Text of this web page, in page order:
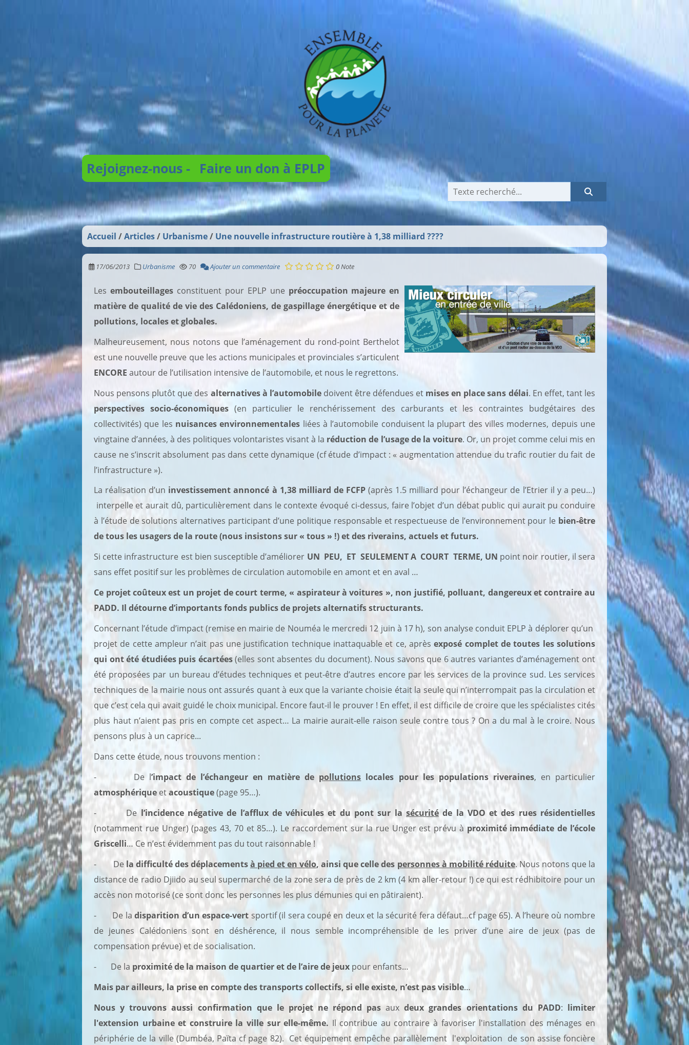
Rejoignez-nous - Faire un don à EPLP
Recherche
Accueil Articles Urbanisme Une nouvelle infrastructure routière à 1,38 milliard ????
17/06/2013 Urbanisme 70 Ajouter un commentaire 0Note
Les embouteillages constituent pour EPLP une préoccupation majeure en
matière de qualité de vie des Calédoniens, de gaspillage énergétique et de
pollutions, locales et globales.
Malheureusement, nous notons que l’aménagement du rond-point Berthelot
est une nouvelle preuve que les actions municipales et provinciales s’articulent
ENCORE autour de l’utilisation intensive de l’automobile, et nous le regrettons.
Nous pensons plutôt que des alternatives à l’automobiledoivent être défendues et mises en place sans délai. En effet, tant les
perspectives socio-économiques(en particulier le renchérissement des carburants et les contraintes budgétaires des
collectivités) que les nuisances environnementales liées à l’automobile conduisent la plupart des villes modernes, depuis une
vingtaine d’années, à des politiques volontaristes visant à la réduction de l’usage de la voiture. Or, un projet comme celui mis en
cause ne s’inscrit absolument pas dans cette dynamique (cf étude d’impact : « augmentation attendue du trafic routier du fait de
l’infrastructure »).
La réalisation d’un investissement annoncé à 1,38 milliard de FCFP(après 1.5 milliard pour l’échangeur de l’Etrier il y a peu…)
interpelle et aurait dû, particulièrement dans le contexte évoqué ci-dessus, faire l’objet d’un débat public qui aurait pu conduire
à l’étude de solutions alternatives participant d’une politique responsable et respectueuse de l’environnement pour le bien-être
de tous les usagers de la route (nous insistons sur « tous » !) et des riverains, actuels et futurs.
Si cette infrastructure est bien susceptible d’améliorer UN PEU, ET SEULEMENT A COURT TERME, UN point noir routier, il sera
sans effet positif sur les problèmes de circulation automobile en amont et en aval …
Ce projet coûteux est un projet de court terme, « aspirateur à voitures », non justifié, polluant, dangereux et contraire au
PADD. Il détourne d’importants fonds publics de projets alternatifs structurants.
Concernant l’étude d’impact (remise en mairie de Nouméa le mercredi 12 juin à 17 h), son analyse conduit EPLP à déplorer qu’un
projet de cette ampleur n’ait pas une justification technique inattaquable et ce, aprèsexposé complet de toutes les solutions
qui ont été étudiées puis écartées(elles sont absentes du document). Nous savons que 6 autres variantes d’aménagement ont
été proposées par un bureau d’études techniques et peut-être d’autres encore par les services de la province sud. Les services
techniques de la mairie nous ont assurés quant à eux que la variante choisie était la seule qui n’interrompait pas la circulation et
que c’est cela qui avait guidé le choix municipal. Encore faut-il le prouver ! En effet, il est difficile de croire que les spécialistes cités
plus haut n’aient pas pris en compte cet aspect… La mairie aurait-elle raison seule contre tous ? On a du mal à le croire. Nous
pensons plus à un caprice...
Dans cette étude, nous trouvons mention :
- De l’impact de l’échangeur en matière de pollutions locales pour les populations riveraines, en particulier
atmosphérique etacoustique(page 95…).
-
De l’incidence négative de l’afflux de véhicules et du pont sur la sécuritéde la VDO et des rues résidentielles
(notamment rue Unger) (pages 43, 70 et 85…). Le raccordement sur la rue Unger est prévu à proximité immédiate de l’école
Griscelli… Ce n’est évidemment pas du tout raisonnable !
-
Dela difficulté des déplacementsà pied et en vélo, ainsi que celle des personnes à mobilité réduite. Nous notons que la
distance de radio Djiido au seul supermarché de la zone sera de près de 2 km (4 km aller-retour !) ce qui est rédhibitoire pour un
accès non motorisé (ce sont donc les personnes les plus démunies qui en pâtiraient).
- De ladisparition d’un espace-vert sportif (il sera coupé en deux et la sécurité fera défaut…cf page 65). A l’heure où nombre
de jeunes Calédoniens sont en déshérence, il nous semble incompréhensible de les priver d’une aire de jeux (pas de
compensation prévue) et de socialisation.
- De la proximité de la maison de quartier et de l’aire de jeux pour enfants…
Mais par ailleurs, la prise en compte des transports collectifs, si elle existe, n’est pas visible…
Nous y trouvons aussi confirmation que le projet ne répond pas auxdeux grandes orientations du PADD: limiter
l'extension urbaine et construire la ville sur elle-même. Il contribue au contraire à favoriser l'installation des ménages en
périphérie de la ville (Dumbéa, Païta cf page 82). Cet équipement empêche parallèlement l'exploitation de son assise foncière